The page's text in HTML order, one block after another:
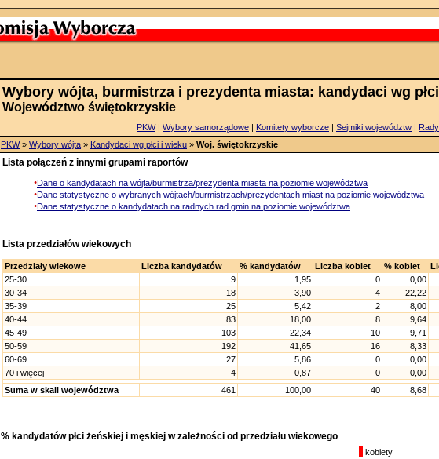
Wybory wójta, burmistrza i prezydenta miasta: kandydaci wg
Województwo świętokrzyskie
PKW| Wybory samorządowe | Komitety wyborcze | Sejmiki województw |
PKW» Wybory wójta » Kandydaci wg płci i wieku » Woj. świętokrzyskie
Lista połączeń z innymi grupami raportów
•Dane o kandydatach na wójta/burmistrza/prezydenta miasta na poziomie województwa
•Dane statystyczne o wybranych wójtach/burmistrzach/prezydentach miast na poziomie województwa
•Dane statystyczne o kandydatach na radnych rad gmin na poziomie województwa
Lista przedziałów wiekowych
Przedziały wiekowe Liczba kandydatów % kandydatów Liczba kobiet % kobiet
25-30
9 1,95 0 0,00
30-34
18 3,90 4 22,22
35-39
25 5,42 2 8,00
40-44
83 18,00 8 9,64
45-49
103 22,34 10 9,71
50-59
192 41,65 16 8,33
60-69
27 5,86 0 0,00
70 i więcej
4 0,87 0 0,00
Suma w skali województwa
461 100,00 40 8,68
% kandydatów płci żeńskiej i męskiej w zależności od przedziału wiekowego
kobiety